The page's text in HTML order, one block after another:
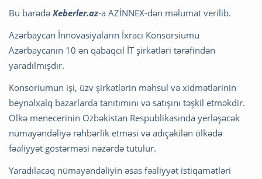
Bu barədəXeberler.az-a AZİNNEX-dən məlumat verilib.
Azərbaycan İnnovasiyaların İxracı Konsorsiumu
Azərbaycanın 10 ən qabaqcıl İT şirkətləri tərəfindən
yaradılmışdır.
Konsoriumun işi, üzv şirkətlərin məhsul və xidmətlərinin
beynəlxalq bazarlarda tanıtımını və satışını təşkil etməkdir.
Ölkə menecerinin Özbəkistan Respublikasında yerləşəcək
nümayəndəliyə rəhbərlik etməsi və adıçəkilən ölkədə
fəaliyyət göstərməsi nəzərdə tutulur.
Yaradılacaq nümayəndəliyin əsas fəaliyyət istiqamətləri